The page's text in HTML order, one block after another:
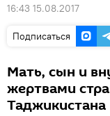
16:43 15.08.2017
Подписаться
Мать, сын и
жертвами
Таджикистана